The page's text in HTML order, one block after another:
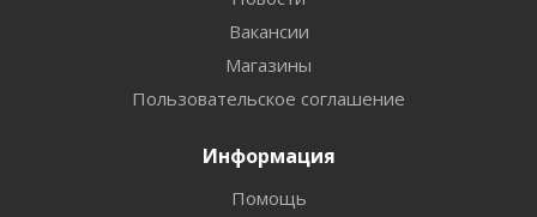
Вакансии
Магазины
Пользовательское соглашение
Информация
Помощь